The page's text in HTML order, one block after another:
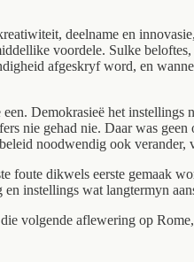
deelname en
voordele. Sulke
afgeskryf word, en
Demokrasieë het
nie gehad nie. Daar was
noodwendig ook
foute dikwels eerste gemaak
instellings wat langtermyn
volgende aflewering op